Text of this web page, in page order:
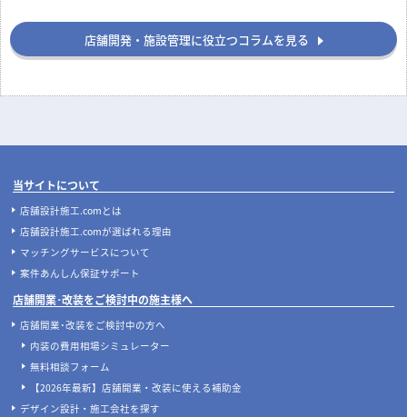
店舗開発・施設管理に役立つコラムを見る
当サイトについて
店舗設計施工.comとは
店舗設計施工.comが選ばれる理由
マッチングサービスについて
案件あんしん保証サポート
店舗開業･改装をご検討中の施主様へ
店舗開業･改装をご検討中の方へ
内装の費用相場シミュレーター
無料相談フォーム
【2026年最新】店舗開業・改装に使える補助金
デザイン設計・施工会社を探す